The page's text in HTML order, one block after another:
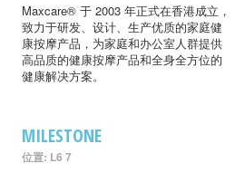
Maxcare® 于 2003 年正式在香港成立，
致力于研发、设计、生产优质的家庭健
康按摩产品，为家庭和办公室人群提供
高品质的健康按摩产品和全身全方位的
健康解决方案。
MILESTONE
位置: L6 7